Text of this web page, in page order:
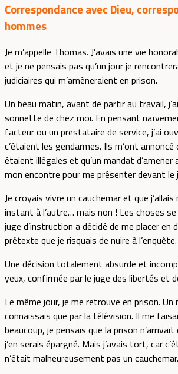
Correspondance avec Dieu,
hommes
Je m’appelle Thomas. J’avais une vie
et je ne pensais pas qu’un jour je
judiciaires qui m’amèneraient en prison.
Un beau matin, avant de partir au travail,
sonnette de chez moi. En pensant
facteur ou un prestataire de service, j’ai
c’étaient les gendarmes. Ils m’ont
étaient illégales et qu’un mandat
mon encontre pour me présenter devant le
Je croyais vivre un cauchemar et que j’allais
instant à l’autre… mais non ! Les choses
juge d’instruction a décidé de me placer en
prétexte que je risquais de nuire à l’enquête.
Une décision totalement absurde et
yeux, confirmée par le juge des libertés et
Le même jour, je me retrouve en prison. Un
connaissais que par la télévision. Il me
beaucoup, je pensais que la prison n’arrivait
j’en serais épargné. Mais j’avais tort, car
n’était malheureusement pas un cauchemar.